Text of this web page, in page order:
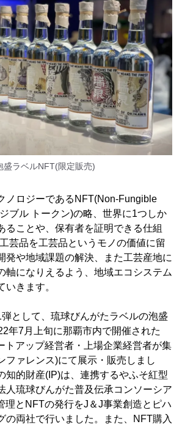
盛ラベルNFT(限定販売)
ノロジーであるNFT(Non-Fungible
ブル トークン)の略、世界に1つしか
ることや、保有者を証明できる仕組
芸品を工芸品というモノの価値に留
発や地域課題の解決、また工芸産地に
軸になりえるよう、地域エコシステム
いきます。
として、琉球びんがたラベルの泡盛
年7月上旬に那覇市内で開催された
トアップ経営者・上場企業経営者が集
ファレンス)にて展示・販売しまし
知的財産(IP)は、連携するやふそ紅型
人琉球びんがた普及伝承コンソーシア
理とNFTの発行をJ＆J事業創造とピハ
の両社で行いました。また、NFT購入